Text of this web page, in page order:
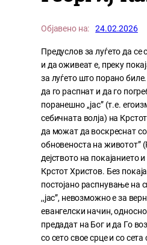
Објавено на: 24.02.2026
Предуслов за луѓето да се
и да оживеат е, преку
за луѓето што порано
да го распнат и да го
поранешно ,,јас” (т.е.
себичната волја) на
да можат да воскреснат
обновеноста на животот”
дејството на покајанието
Крстот Христов. Без
постојано распнување на
,,јас”, невозможно е за
евангелски начин,
предадат на Бог и да Го
со сето свое срце и со